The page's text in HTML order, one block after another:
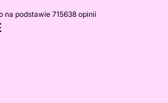
na podstawie 715638 opinii